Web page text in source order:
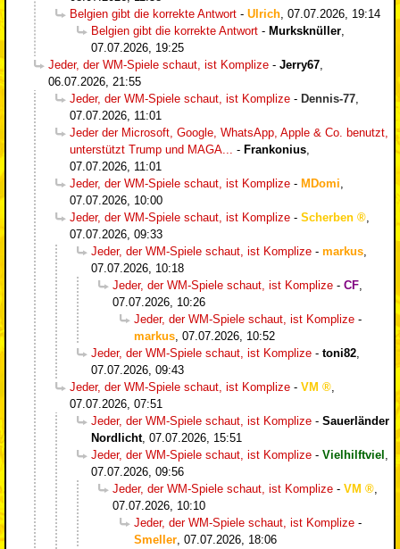
Belgien gibt die korrekte Antwort - Ulrich, 07.07.2026, 19:14
Belgien gibt die korrekte Antwort - Murksknüller,
07.07.2026, 19:25
Jeder, der WM-Spiele schaut, ist Komplize - Jerry67,
06.07.2026, 21:55
Jeder, der WM-Spiele schaut, ist Komplize - Dennis-77,
07.07.2026, 11:01
Jeder der Microsoft, Google, WhatsApp, Apple & Co. benutzt,
unterstützt Trump und MAGA... - Frankonius,
07.07.2026, 11:01
Jeder, der WM-Spiele schaut, ist Komplize - MDomi,
07.07.2026, 10:00
Jeder, der WM-Spiele schaut, ist Komplize - Scherben
,
07.07.2026, 09:33
Jeder, der WM-Spiele schaut, ist Komplize - markus,
07.07.2026, 10:18
Jeder, der WM-Spiele schaut, ist Komplize - CF,
07.07.2026, 10:26
Jeder, der WM-Spiele schaut, ist Komplize -
markus, 07.07.2026, 10:52
Jeder, der WM-Spiele schaut, ist Komplize - toni82,
07.07.2026, 09:43
Jeder, der WM-Spiele schaut, ist Komplize - VM
,
07.07.2026, 07:51
Jeder, der WM-Spiele schaut, ist Komplize - Sauerländer
Nordlicht, 07.07.2026, 15:51
Jeder, der WM-Spiele schaut, ist Komplize - Vielhilftviel ,
07.07.2026, 09:56
Jeder, der WM-Spiele schaut, ist Komplize - VM
,
07.07.2026, 10:10
Jeder, der WM-Spiele schaut, ist Komplize -
Smeller, 07.07.2026, 18:06